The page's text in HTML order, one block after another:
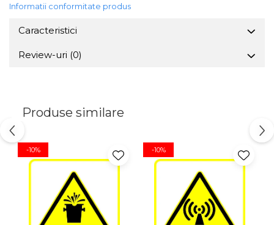
Informatii conformitate produs
Caracteristici
Review-uri (0)
Produse similare
-10% -10%